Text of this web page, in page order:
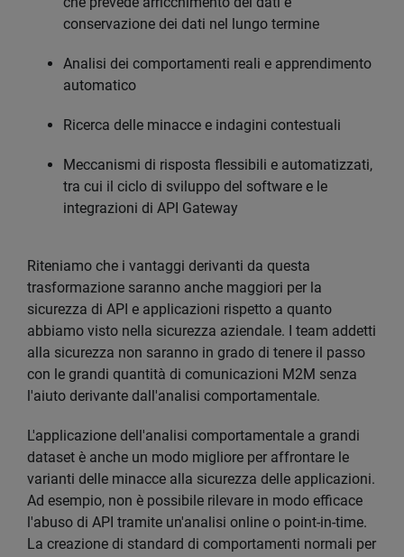
conservazione dei dati nel lungo termine
Analisi dei comportamenti reali e apprendimento
automatico
Ricerca delle minacce e indagini contestuali
Meccanismi di risposta flessibili e automatizzati,
tra cui il ciclo di sviluppo del software e le
integrazioni di API Gateway
Riteniamo che i vantaggi derivanti da questa
trasformazione saranno anche maggiori per la
sicurezza di API e applicazioni rispetto a quanto
abbiamo visto nella sicurezza aziendale. I team addetti
alla sicurezza non saranno in grado di tenere il passo
con le grandi quantità di comunicazioni M2M senza
l'aiuto derivante dall'analisi comportamentale.
L'applicazione dell'analisi comportamentale a grandi
dataset è anche un modo migliore per affrontare le
varianti delle minacce alla sicurezza delle applicazioni.
Ad esempio, non è possibile rilevare in modo efficace
l'abuso di API tramite un'analisi online o point-in-time.
La creazione di standard di comportamenti normali per